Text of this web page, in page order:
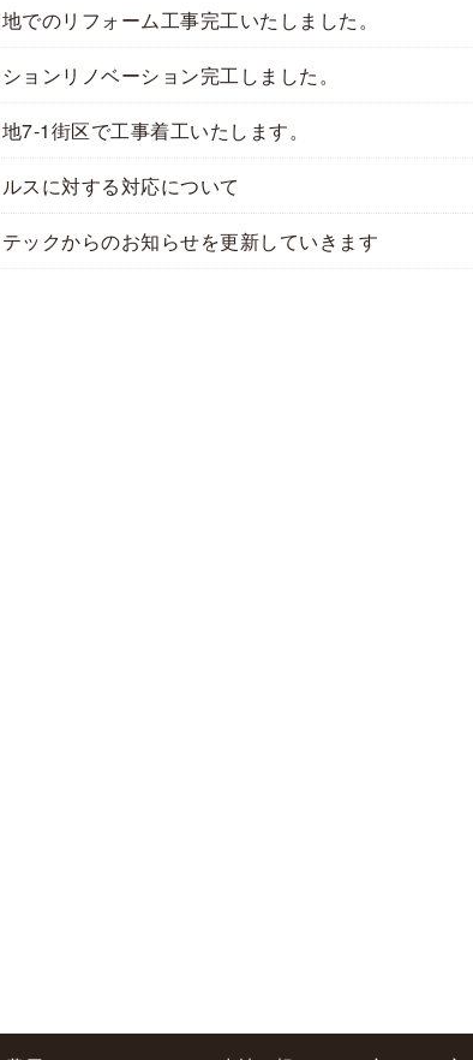
でのリフォーム工事完工いたしました。
ョンリノベーション完工しました。
7-1街区で工事着工いたします。
スに対する対応について
ックからのお知らせを更新していきます